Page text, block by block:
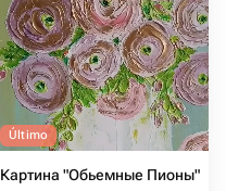
Último
Картина "Обьемные Пионы"